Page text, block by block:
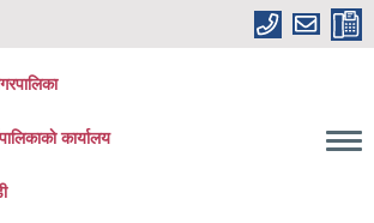
कार्यालय